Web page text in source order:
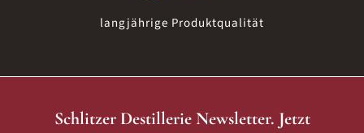
langjährige Produktqualität
Schlitzer Destillerie Newsletter. Jetzt